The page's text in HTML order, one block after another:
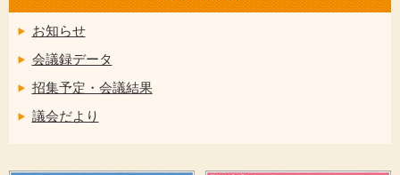
お知らせ
会議録データ
招集予定・会議結果
議会だより